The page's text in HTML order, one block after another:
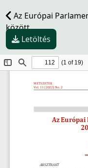
Az Európai
között
Letöltés